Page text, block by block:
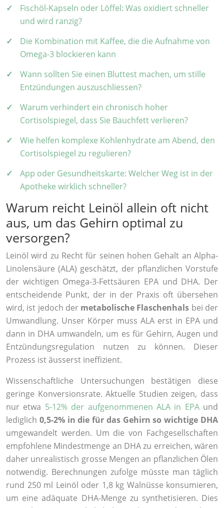
Fischöl-Kapseln oder Löffel: Was oxidiert schneller
und wird ranzig?
Die Kombination mit Kaffee, die die Aufnahme von
Omega-3 blockieren kann
Wann sollten Sie einen Bluttest machen, um stille
Entzündungen auszuschliessen?
Warum verhindert ein chronisch hoher
Cortisolspiegel, dass Sie Bauchfett verlieren?
Wie helfen komplexe Kohlenhydrate am Abend, den
Cortisolspiegel zu regulieren?
App oder Gesundheitskarte: Welcher Weg ist in der
Apotheke wirklich schneller?
Warum reicht Leinöl allein oft nicht
aus, um das Gehirn optimal zu
versorgen?
Leinöl wird zu Recht für seinen hohen Gehalt an Alpha-
Linolensäure (ALA) geschätzt, der pflanzlichen Vorstufe
der wichtigen Omega-3-Fettsäuren EPA und DHA. Der
entscheidende Punkt, der in der Praxis oft übersehen
wird, ist jedoch der metabolische Flaschenhals bei der
Umwandlung. Unser Körper muss ALA erst in EPA und
dann in DHA umwandeln, um es für Gehirn, Augen und
Entzündungsregulation nutzen zu können. Dieser
Prozess ist äusserst ineffizient.
Wissenschaftliche Untersuchungen bestätigen diese
geringe Konversionsrate. Aktuelle Studien zeigen, dass
nur etwa 5-12% der aufgenommenen ALA in EPAund
lediglich 0,5-2% in die für das Gehirn so wichtige DHA
umgewandelt werden. Um die von Fachgesellschaften
empfohlene Mindestmenge an DHA zu erreichen, wären
daher unrealistisch grosse Mengen an pflanzlichen Ölen
notwendig. Berechnungen zufolge müsste man täglich
rund 250 ml Leinöl oder 1,8 kg Walnüsse konsumieren,
um eine adäquate DHA-Menge zu synthetisieren. Dies